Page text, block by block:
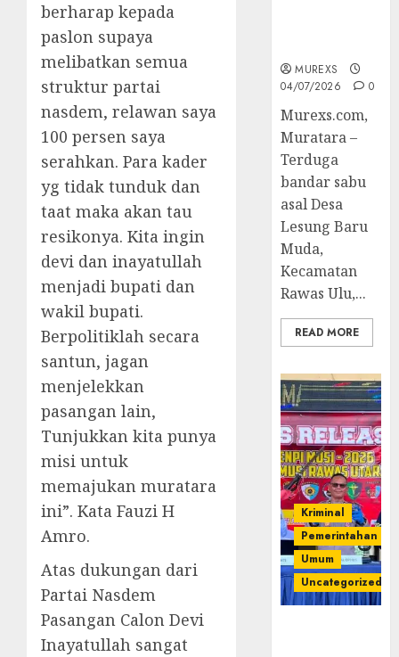
berharap kepada
paslon supaya
melibatkan semua
struktur partai
nasdem, relawan saya
100 persen saya
serahkan. Para kader
yg tidak tunduk dan
taat maka akan tau
resikonya. Kita ingin
devi dan inayatullah
menjadi bupati dan
wakil bupati.
Berpolitiklah secara
santun, jagan
menjelekkan
pasangan lain,
Tunjukkan kita punya
misi untuk
memajukan muratara
ini”. Kata Fauzi H
Amro.
Atas dukungan dari
Partai Nasdem
Pasangan Calon Devi
Inayatullah sangat
MUREXS
04/07/2026
0
Murexs.com,
Muratara –
Terduga
bandar sabu
asal Desa
Lesung Baru
Muda,
Kecamatan
Rawas Ulu,...
READ MORE
Kriminal
Pemerintahan
Umum
Uncategorized